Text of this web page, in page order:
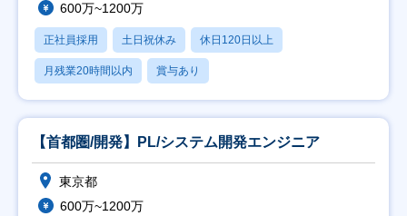
600万~1200万
正社員採用 土日祝休み 休日120日以上
月残業20時間以内 賞与あり
【首都圏/開発】PL/システム開発エンジニア
東京都
600万~1200万